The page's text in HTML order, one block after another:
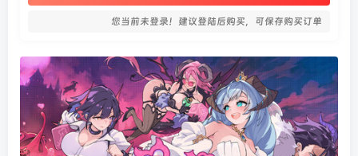
您当前未登录！建议登陆后购买，可保存购买订单